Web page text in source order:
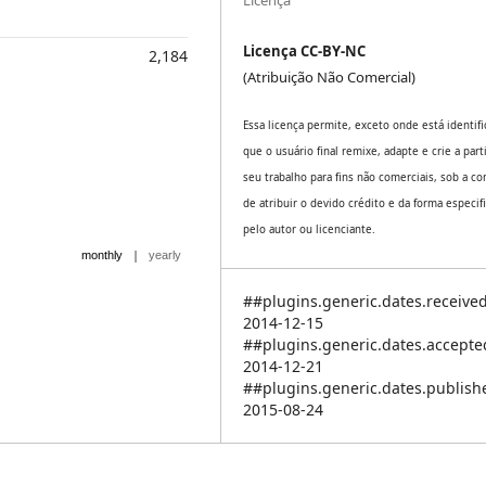
2,184
monthly | yearly
Licença CC-BY-NC
(Atribuição Não Comercial)
Essa licença permite, exceto onde está
que o usuário final remixe, adapte e crie a
seu trabalho para fins não comerciais, sob a
de atribuir o devido crédito e da forma
pelo autor ou licenciante.
2014-12-15
2014-12-21
2015-08-24